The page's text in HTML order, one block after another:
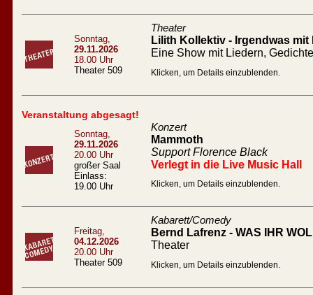
Sonntag,
29.11.2026
18.00 Uhr
Theater 509
Theater
Lilith Kollektiv - Irgendwas mit
Eine Show mit Liedern,
Klicken, um Details einzublenden.
Veranstaltung abgesagt!
Sonntag,
29.11.2026
20.00 Uhr
großer Saal
Einlass:
19.00 Uhr
Konzert
Mammoth
Support Florence Black
Verlegt in die Live Music Hall
Klicken, um Details einzublenden.
Freitag,
04.12.2026
20.00 Uhr
Theater 509
Kabarett/Comedy
Bernd Lafrenz - WAS IHR
Theater
Klicken, um Details einzublenden.